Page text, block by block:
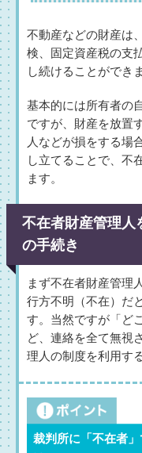
不動産などの財産は
検、固定資産税の支
し続けることができ
基本的には所有者の
ですが、財産を放置
人などが損をする場
し立てることで、不
ます。
不在者財産管理人
の手続き
まず不在者財産管理
行方不明（不在）だ
す。当然ですが「ど
ど、連絡を全て無視
理人の制度を利用す
裁判所に「不在者